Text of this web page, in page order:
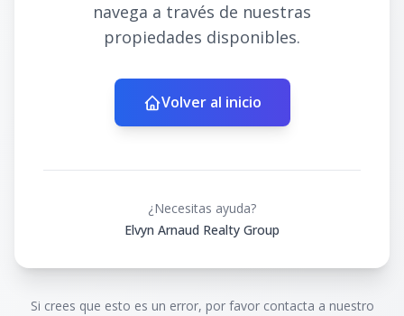
navega a través de nuestras
propiedades disponibles.
Volver al inicio
¿Necesitas ayuda?
Elvyn Arnaud Realty Group
Si crees que esto es un error, por favor contacta a nuestro